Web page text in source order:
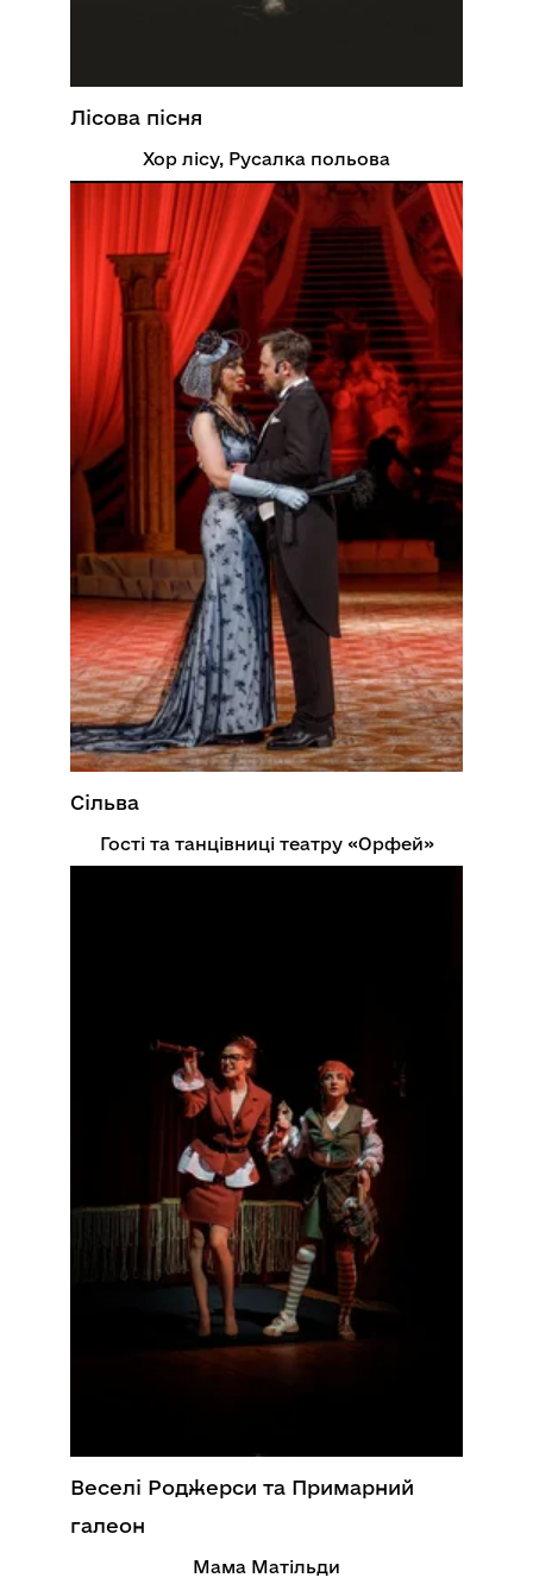
Лісова пісня
Хор лісу, Русалка польова
Сільва
Гості та танцівниці театру «Орфей»
Веселі Роджерси та Примарний
галеон
Мама Матільди